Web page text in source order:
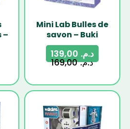
–
Mini Lab Bulles de
savon – Buki
د.م.169,00
د.م.
-32%